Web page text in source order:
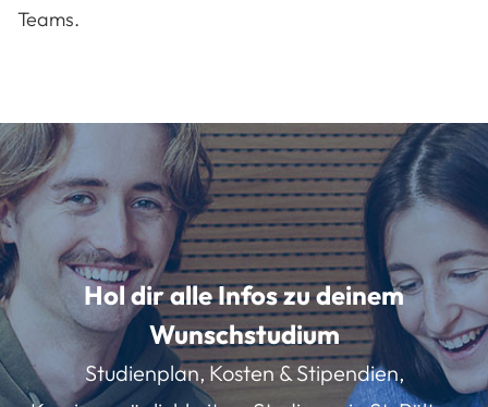
Teams.
Hol dir alle Infos zu deinem
Wunschstudium
Studienplan, Kosten & Stipendien,